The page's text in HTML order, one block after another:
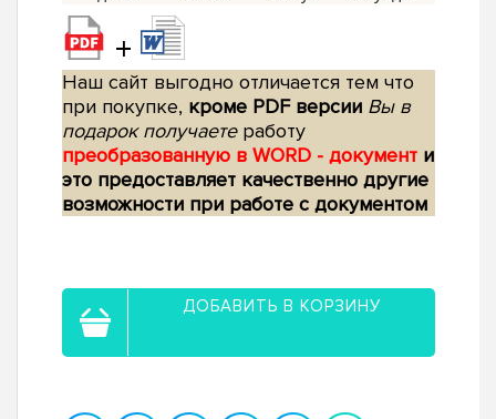
+
Наш сайт выгодно отличается тем что
при покупке, кроме PDF версии Вы в
подарок получаетеработу
преобразованную в WORD - документ и
это предоставляет качественно другие
возможности при работе с документом
ДОБАВИТЬ В КОРЗИНУ